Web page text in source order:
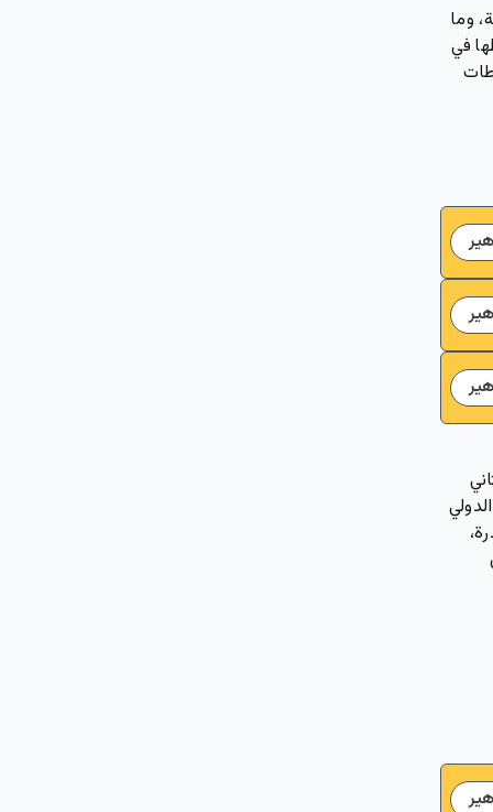
على الواقعة، وما
في
تشرين الثاني